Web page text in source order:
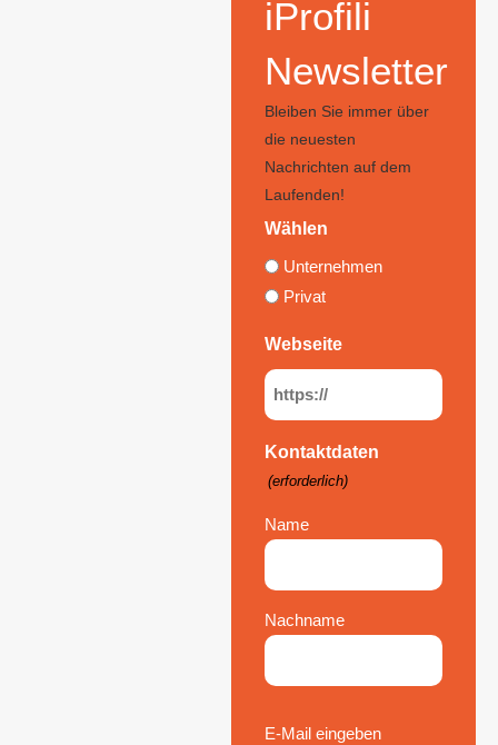
iProfili
Newsletter
Bleiben Sie immer über
die neuesten
Nachrichten auf dem
Laufenden!
Wählen
Unternehmen
Privat
Webseite
Kontaktdaten
(erforderlich)
Name
Nachname
Email
E-Mail eingeben